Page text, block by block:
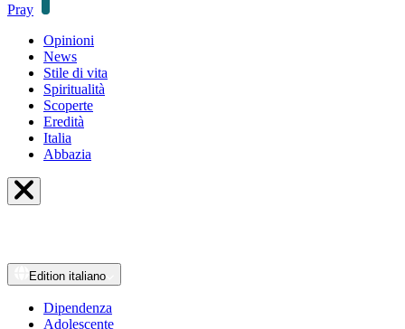
Pray
Opinioni
News
Stile di vita
Spiritualità
Scoperte
Eredità
Italia
Abbazia
Edition italiano
Dipendenza
Adolescente